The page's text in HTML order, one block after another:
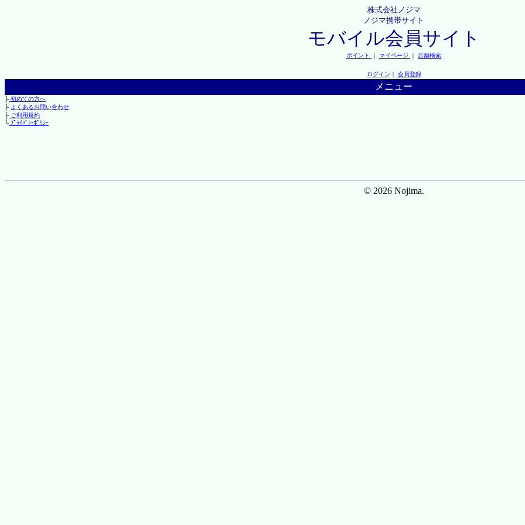
株式会社ノジマ
ノジマ携帯サイト
モバイル会員サイト
ポイント ｜ マイページ ｜ 店舗検索
ログイン ｜ 会員登録
メニュー
├初めての方へ
├ よくあるお問い合わせ
├ご利用規約
└ﾌﾟﾗｲﾊﾞｼｰﾎﾟﾘｼｰ
© 2026 Nojima.